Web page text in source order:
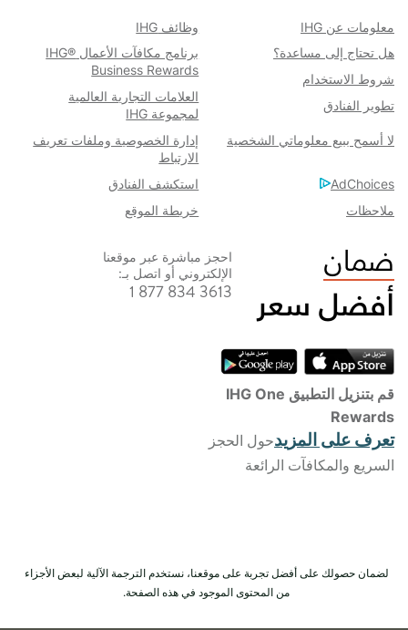
معلومات عن IHG
وظائف IHG
هل تحتاج إلى مساعدة؟
برنامج مكافآت الأعمال IHG®
Business Rewards
شروط الاستخدام​
العلامات التجارية العالمية
لمجموعة IHG
تطوير الفنادق
إدارة الخصوصية وملفات تعريف
الارتباط
لا أسمح ببيع معلوماتي الشخصية
استكشف الفنادق
AdChoices
خريطة الموقع
ملاحظات
احجز مباشرة عبر موقعنا
الإلكتروني أو اتصل بـ:
1 877 834 3613
قم بتنزيل التطبيق IHG One
Rewards
تعرف على المزيدحول الحجز
السريع والمكافآت الرائعة
لضمان حصولك على أفضل تجربة على موقعنا، نستخدم الترجمة الآلية لبعض الأجزاء
من المحتوى الموجود في هذه الصفحة.